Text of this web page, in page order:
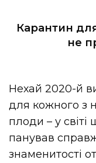
Карантин
не
Нехай 2020-й
для кожного з
плоди – у світі
панував
знаменитості